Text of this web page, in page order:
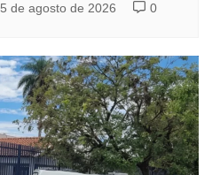
5 de agosto de 2026 0